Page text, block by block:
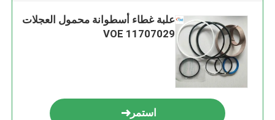
علبة غطاء أسطوانة محمول العجلات
VOE 11707029
استمر